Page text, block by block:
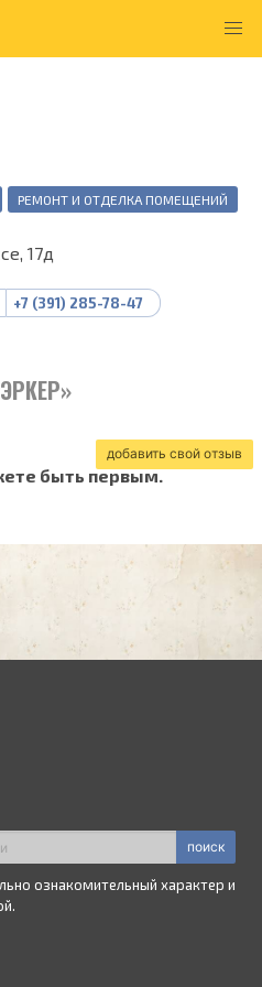
РЕМОНТ И ОТДЕЛКА ПОМЕЩЕНИЙ
17д
+7 (391) 285-78-47
добавить свой отзыв
быть первым.
поиск
ознакомительный характер и